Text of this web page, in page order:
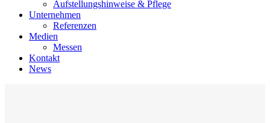
Aufstellungshinweise & Pflege
Unternehmen
Referenzen
Medien
Messen
Kontakt
News